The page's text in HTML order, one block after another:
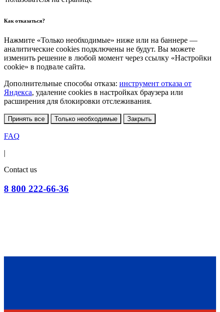
Как отказаться?
Нажмите «Только необходимые» ниже или на баннере —
аналитические cookies подключены не будут. Вы можете
изменить решение в любой момент через ссылку «Настройки
cookie» в подвале сайта.
Дополнительные способы отказа: инструмент отказа от
Яндекса, удаление cookies в настройках браузера или
расширения для блокировки отслеживания.
Принять все Только необходимые Закрыть
FAQ
|
Contact us
8 800 222-66-36